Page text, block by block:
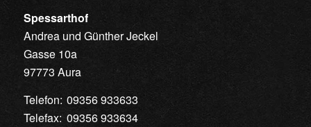
Spessarthof
Andrea und Günther Jeckel
Gasse 10a
97773 Aura
Telefon: 09356 933633
Telefax: 09356 933634